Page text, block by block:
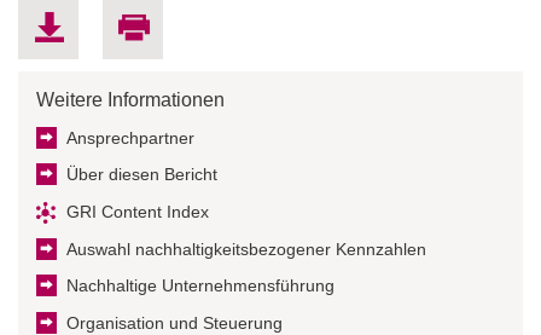
Weitere Informationen
Ansprechpartner
Über diesen Bericht
GRI Content Index
Auswahl nachhaltigkeitsbezogener Kennzahlen
Nachhaltige Unternehmensführung
Organisation und Steuerung